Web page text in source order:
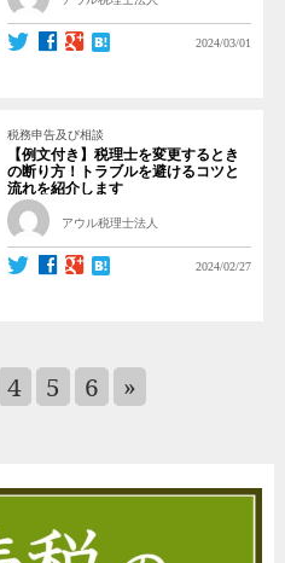
2024/03/01
税務申告及び相談
【例文付き】税理士を変更するとき
の断り方！トラブルを避けるコツと
流れを紹介します
アウル税理士法人
2024/02/27
4 5 6 »